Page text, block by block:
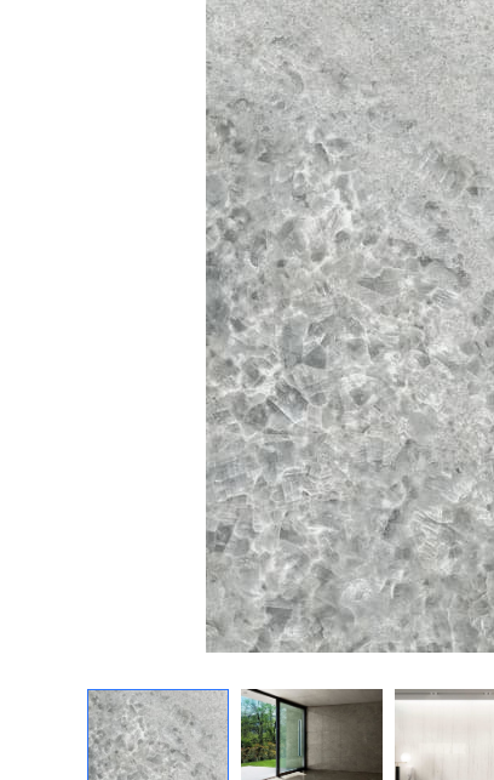
Посмотреть всю керамическую плитку
Посмотреть весь керамогранит
Посмотреть всю мозаику